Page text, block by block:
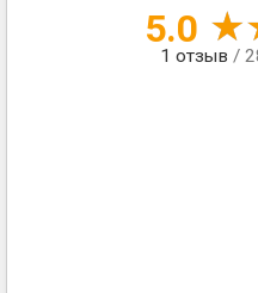
5.0
1 отзыв /